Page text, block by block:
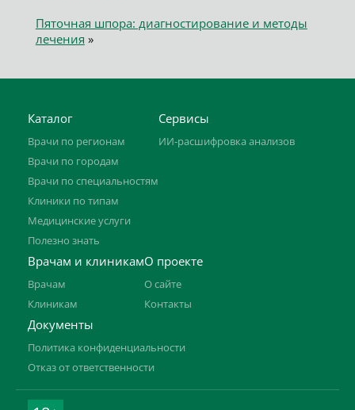
Пяточная шпора: диагностирование и методы
лечения »
Каталог
Врачи по регионам
Врачи по городам
Врачи по специальностям
Клиники по типам
Медицинские услуги
Полезно знать
Сервисы
ИИ-расшифровка анализов
Врачам и клиникам
Врачам
Клиникам
О проекте
О сайте
Контакты
Документы
Политика конфиденциальности
Отказ от ответственности